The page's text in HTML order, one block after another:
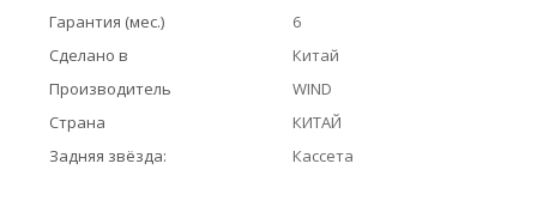
Гарантия (мес.)
6
Сделано в
Китай
Производитель
WIND
Страна
КИТАЙ
Задняя звёзда:
Кассета